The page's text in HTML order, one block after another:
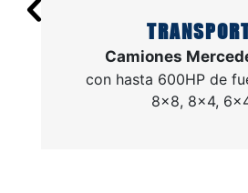
Camiones
con hasta 600HP de
8×8, 8×4,